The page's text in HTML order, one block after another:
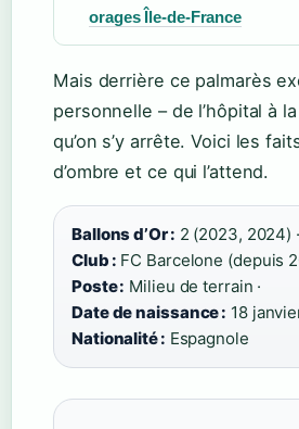
orages Île-de-France
Mais derrière ce palmarès
personnelle – de l’hôpital à
qu’on s’y arrête. Voici les
d’ombre et ce qui l’attend.
Ballons d’Or : 2 (2023, 2024) ·
Club : FC Barcelone (depuis
Poste : Milieu de terrain ·
Date de naissance : 18
Nationalité : Espagnole